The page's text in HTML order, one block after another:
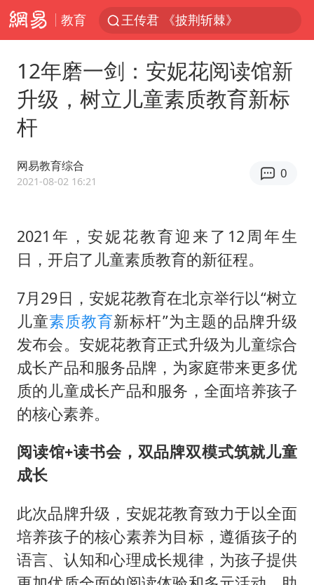
教育
王传君 《披荆斩棘》
白海豚预计将在浙江苍南到三门一带登陆
今日15时起福州地铁高架区段停运
上门女婿出轨女邻居多年被判重婚罪
王艺迪无缘横滨赛决赛
上海大部迎大暴雨
《龙餐馆》 冲奖
蒯曼挺进WTT横滨冠军赛女单四强
以军士兵把枪口对准中国记者
笔试第一被劝弃考涉事副校长被撤职
构建更高水平的全民健身公共服务体系
12年磨一剑：安妮花阅读馆新
升级，树立儿童素质教育新标
杆
网易教育综合
2021-08-02 16:21
0
2021年，安妮花教育迎来了12周年生
日，开启了儿童素质教育的新征程。
7月29日，安妮花教育在北京举行以“树立
儿童素质教育新标杆”为主题的品牌升级
发布会。安妮花教育正式升级为儿童综合
成长产品和服务品牌，为家庭带来更多优
质的儿童成长产品和服务，全面培养孩子
的核心素养。
阅读馆+读书会，双品牌双模式筑就儿童
成长
此次品牌升级，安妮花教育致力于以全面
培养孩子的核心素养为目标，遵循孩子的
语言、认知和心理成长规律，为孩子提供